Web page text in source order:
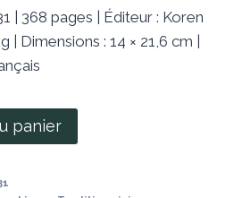
| 368 pages | Éditeur : Koren
| Dimensions : 14 × 21,6 cm |
panier